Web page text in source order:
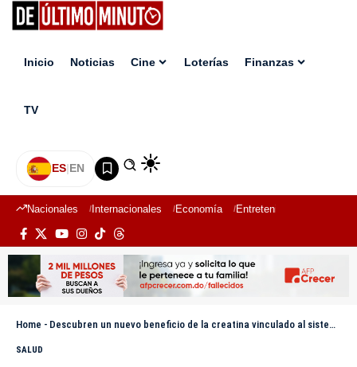
Inicio Noticias Cine Loterías Finanzas
TV
ES|EN
Nacionales Internacionales Economía Entretenimiento
Home - Descubren un nuevo beneficio de la creatina vinculado al sistema inmune y la prevención del cáncer
SALUD